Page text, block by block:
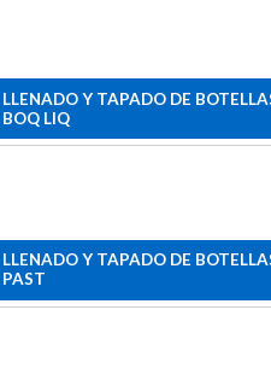
LLENADO Y TAPADO DE
BOQ LIQ
LLENADO Y TAPADO DE
PAST